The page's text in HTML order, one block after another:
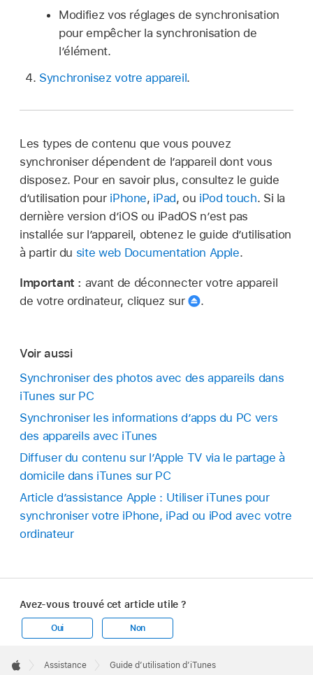
Modifiez vos réglages de synchronisation
pour empêcher la synchronisation de
l’élément.
Synchronisez votre appareil.
Les types de contenu que vous pouvez
synchroniser dépendent de l’appareil dont vous
disposez. Pour en savoir plus, consultez le guide
d’utilisation pour iPhone, iPad, ou iPod touch. Si la
dernière version d’iOS ou iPadOS n’est pas
installée sur l’appareil, obtenez le guide d’utilisation
à partir du site web Documentation Apple.
Important : avant de déconnecter votre appareil
de votre ordinateur, cliquez sur
.
Voir aussi
Synchroniser des photos avec des appareils dans
iTunes sur PC
Synchroniser les informations d’apps du PC vers
des appareils avec iTunes
Diffuser du contenu sur l’Apple TV via le partage à
domicile dans iTunes sur PC
Article d’assistance Apple : Utiliser iTunes pour
synchroniser votre iPhone, iPad ou iPod avec votre
ordinateur
Avez-vous trouvé cet article utile ?
Oui Non
Footer

Assistance Guide d’utilisation d’iTunes